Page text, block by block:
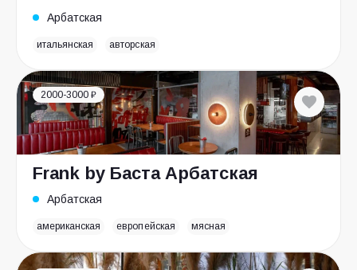
Арбатская
итальянская авторская
2000-3000 ₽
Frank by Баста Арбатская
Арбатская
американская европейская мясная